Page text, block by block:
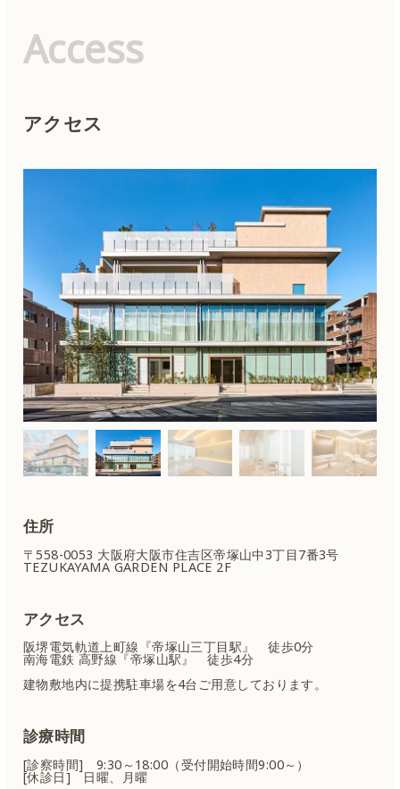
ー
ジ
Access
アクセス
住所
〒558-0053 大阪府大阪市住吉区帝塚山中3丁目7番3号
TEZUKAYAMA GARDEN PLACE 2F
アクセス
阪堺電気軌道上町線『帝塚山三丁目駅』 徒歩0分
南海電鉄 高野線『帝塚山駅』 徒歩4分
建物敷地内に提携駐車場を4台ご用意しております。
診療時間
[診察時間] 9:30～18:00（受付開始時間9:00～）
[休診日] 日曜、月曜